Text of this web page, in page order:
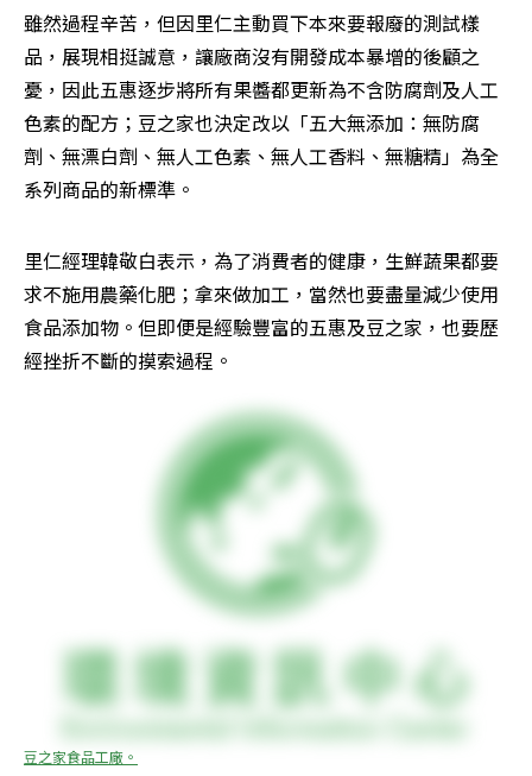
雖然過程辛苦，但因里仁主動買下本來要報廢的測試樣
品，展現相挺誠意，讓廠商沒有開發成本暴增的後顧之
憂，因此五惠逐步將所有果醬都更新為不含防腐劑及人工
色素的配方；豆之家也決定改以「五大無添加：無防腐
劑、無漂白劑、無人工色素、無人工香料、無糖精」為全
系列商品的新標準。
里仁經理韓敬白表示，為了消費者的健康，生鮮蔬果都要
求不施用農藥化肥；拿來做加工，當然也要盡量減少使用
食品添加物。但即便是經驗豐富的五惠及豆之家，也要歷
經挫折不斷的摸索過程。
豆之家食品工廠。